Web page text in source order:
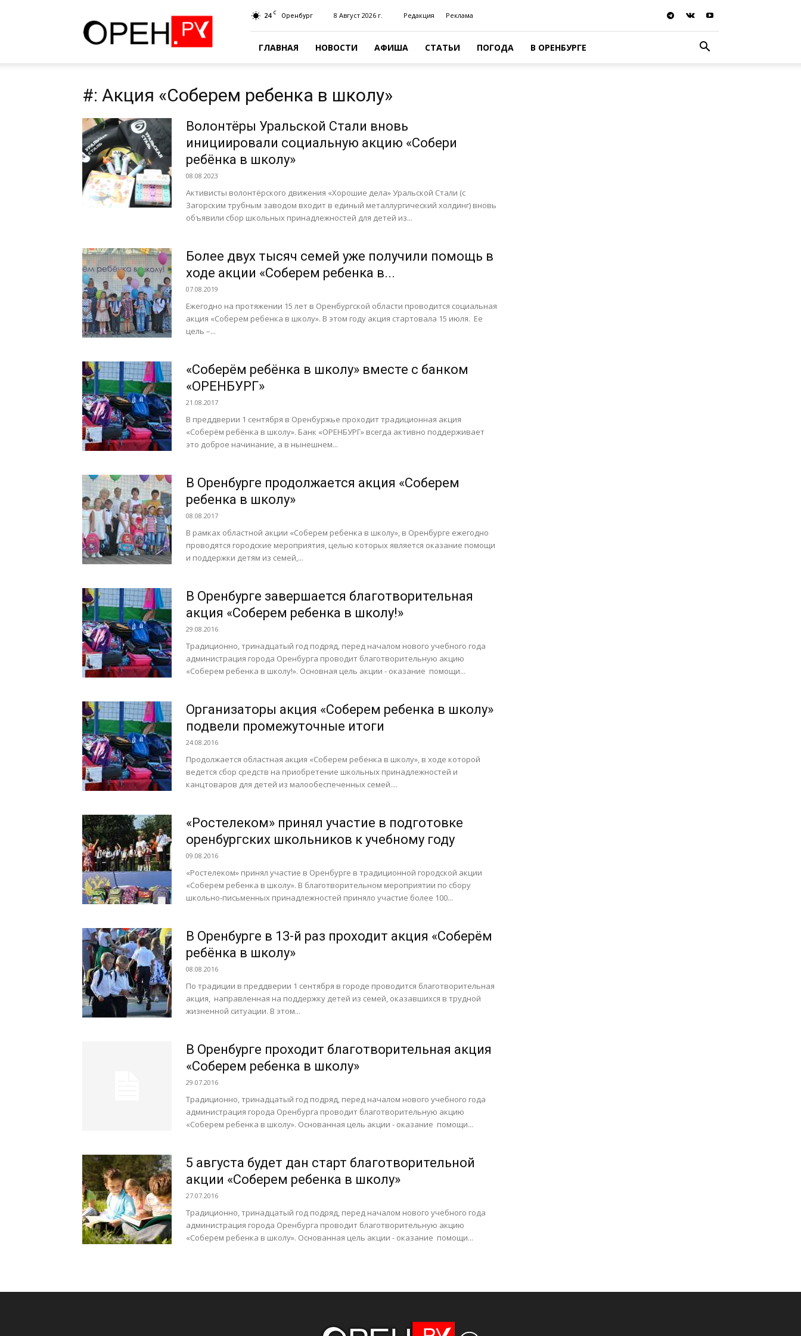
24 C Оренбург 8 Август 2026 г. Редакция Реклама
ГЛАВНАЯ НОВОСТИ АФИША СТАТЬИ ПОГОДА В ОРЕНБУРГЕ
#: Акция «Соберем ребенка в школу»
Волонтёры Уральской Стали вновь
инициировали социальную акцию «Собери
ребёнка в школу»
08.08.2023
Активисты волонтёрского движения «Хорошие дела» Уральской Стали (с
Загорским трубным заводом входит в единый металлургический холдинг) вновь
объявили сбор школьных принадлежностей для детей из...
Более двух тысяч семей уже получили помощь в
ходе акции «Соберем ребенка в...
07.08.2019
Ежегодно на протяжении 15 лет в Оренбургской области проводится социальная
акция «Соберем ребенка в школу». В этом году акция стартовала 15 июля. Ее
цель –...
«Соберём ребёнка в школу» вместе с банком
«ОРЕНБУРГ»
21.08.2017
В преддверии 1 сентября в Оренбуржье проходит традиционная акция
«Соберём ребёнка в школу». Банк «ОРЕНБУРГ» всегда активно поддерживает
это доброе начинание, а в нынешнем...
В Оренбурге продолжается акция «Соберем
ребенка в школу»
08.08.2017
В рамках областной акции «Соберем ребенка в школу», в Оренбурге ежегодно
проводятся городские мероприятия, целью которых является оказание помощи
и поддержки детям из семей,...
В Оренбурге завершается благотворительная
акция «Соберем ребенка в школу!»
29.08.2016
Традиционно, тринадцатый год подряд, перед началом нового учебного года
администрация города Оренбурга проводит благотворительную акцию
«Соберем ребенка в школу!». Основная цель акции - оказание помощи...
Организаторы акция «Соберем ребенка в школу»
подвели промежуточные итоги
24.08.2016
Продолжается областная акция «Соберем ребенка в школу», в ходе которой
ведется сбор средств на приобретение школьных принадлежностей и
канцтоваров для детей из малообеспеченных семей....
«Ростелеком» принял участие в подготовке
оренбургских школьников к учебному году
09.08.2016
«Ростелеком» принял участие в Оренбурге в традиционной городской акции
«Соберем ребенка в школу». В благотворительном мероприятии по сбору
школьно-письменных принадлежностей приняло участие более 100...
В Оренбурге в 13-й раз проходит акция «Соберём
ребёнка в школу»
08.08.2016
По традиции в преддверии 1 сентября в городе проводится благотворительная
акция, направленная на поддержку детей из семей, оказавшихся в трудной
жизненной ситуации. В этом...
В Оренбурге проходит благотворительная акция
«Соберем ребенка в школу»
29.07.2016
Традиционно, тринадцатый год подряд, перед началом нового учебного года
администрация города Оренбурга проводит благотворительную акцию
«Соберем ребенка в школу». Основанная цель акции - оказание помощи...
5 августа будет дан старт благотворительной
акции «Соберем ребенка в школу»
27.07.2016
Традиционно, тринадцатый год подряд, перед началом нового учебного года
администрация города Оренбурга проводит благотворительную акцию
«Соберем ребенка в школу». Основанная цель акции - оказание помощи...